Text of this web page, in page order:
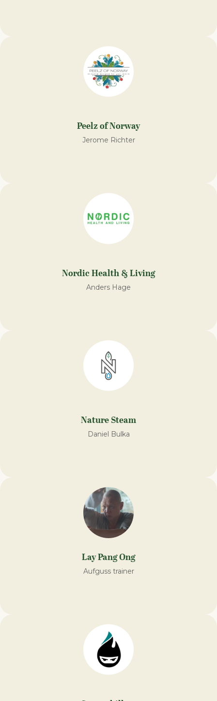
Peelz of Norway
Jerome Richter
Nordic Health & Living
Anders Hage
Nature Steam
Daniel Bulka
Lay Pang Ong
Aufguss trainer